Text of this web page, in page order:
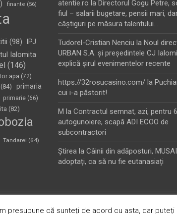
finante (56)
(98)
IPJ
Ialomita
(146)
apa (72)
primaria
primarie(66)
(82)
Tandarei (64)
atentie.ro la Directorul Gogu Petre,
fiul – salarii bugetare, pensii mari,
câştiguri pe măsura talentului…
Tudorel-Cristian Nenciu la Noul
URBAN S.A. şi preşedintele CJ
explică şirul evenimentelor recente
https://32rosucasino.com/ la
cui i-a păstorit!
M la Contractul semnat, azi, pentru
autogunoiere, scapă ADI ECOO de
subcontractori
Ştirea la Câinii din adăposturi,
adoptați, ca să nu fie eutanasiați
WordPress
presupune că sunteți de acord cu asta, dar puteți